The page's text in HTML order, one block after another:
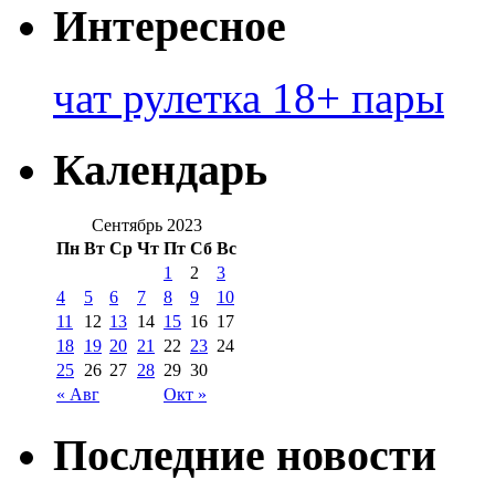
Интересное
чат рулетка 18+ пары
Календарь
Сентябрь 2023
Пн Вт Ср Чт Пт Сб Вс
« Авг Окт »
1 2
3
4
5 6 7 8 9
10
11
12 13 14 15 16 17
18 19 20 21 22 23 24
25 26 27 28 29 30
Последние новости